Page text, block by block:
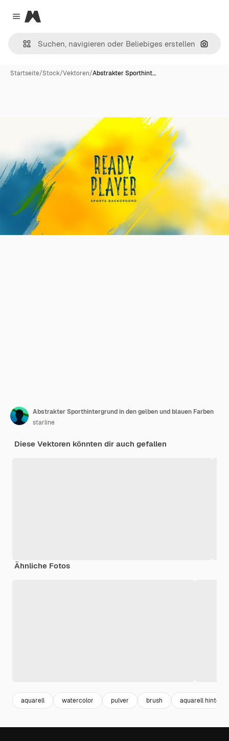
Close menu
Magnific
Nach
Startseite/Stock/Vektoren/Abstrakter Sporthint…
Abstrakter Sporthintergrund in den gelben und blauen Farben
starline
Diese Vektoren könnten dir auch gefallen
Ähnliche Fotos
aquarell watercolor pulver brush aquarell